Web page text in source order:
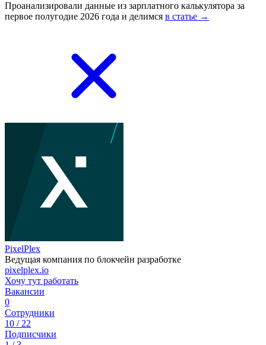
Проанализировали данные из зарплатного калькулятора за
первое полугодие 2026 года и делимся в статье →
PixelPlex
Ведущая компания по блокчейн разработке
pixelplex.io
Хочу тут работать
Вакансии
0
Сотрудники
10 / 22
Подписчики